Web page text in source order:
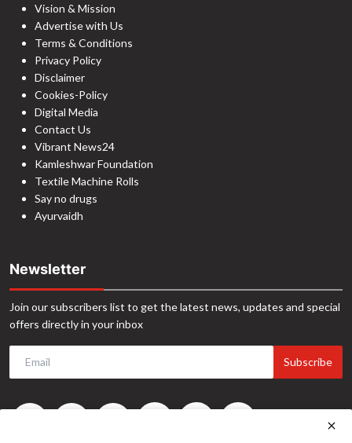
Vision & Mission
Advertise with Us
Terms & Conditions
Privacy Policy
Disclaimer
Cookies-Policy
Digital Media
Contact Us
Vibrant News24
Kamleshwar Foundation
Textile Machine Rolls
Say no drugs
Ayurvaidh
Newsletter
Join our subscribers list to get the latest news, updates and special
offers directly in your inbox
Subscribe